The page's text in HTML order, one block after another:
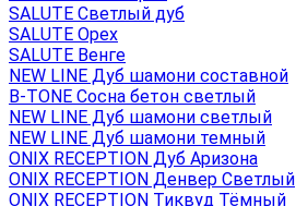
SALUTE Светлый дуб
SALUTE Орех
SALUTE Венге
NEW LINE Дуб шамони составной
B-TONE Сосна бетон светлый
NEW LINE Дуб шамони светлый
NEW LINE Дуб шамони темный
ONIX RECEPTION Дуб Аризона
ONIX RECEPTION Денвер Светлый
ONIX RECEPTION Тиквуд Тёмный